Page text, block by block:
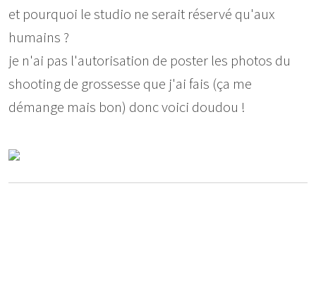
et pourquoi le studio ne serait réservé qu'aux
humains ?
je n'ai pas l'autorisation de poster les photos du
shooting de grossesse que j'ai fais (ça me
démange mais bon) donc voici doudou !